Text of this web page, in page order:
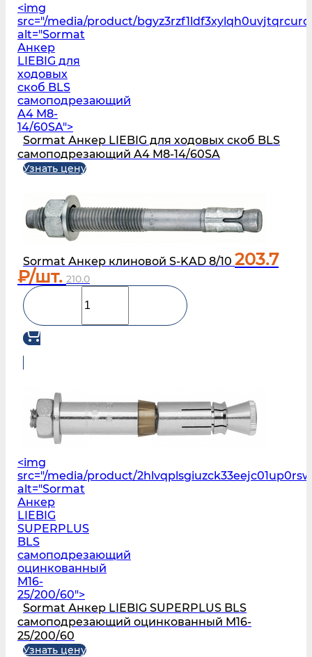
<img
src="/media/product/
alt="Sormat
Анкер
LIEBIG для
ходовых
скоб BLS
самоподрезающий
A4 M8-
14/60SA">
Sormat Анкер LIEBIG для ходовых скоб BLS
самоподрезающий A4 M8-14/60SA
Узнать цену
Sormat Анкер клиновой S-KAD 8/10 203.7
₽/шт. 210.0
<img
src="/media/product/
alt="Sormat
Анкер
LIEBIG
SUPERPLUS
BLS
самоподрезающий
оцинкованный
M16-
25/200/60">
Sormat Анкер LIEBIG SUPERPLUS BLS
самоподрезающий оцинкованный M16-
25/200/60
Узнать цену